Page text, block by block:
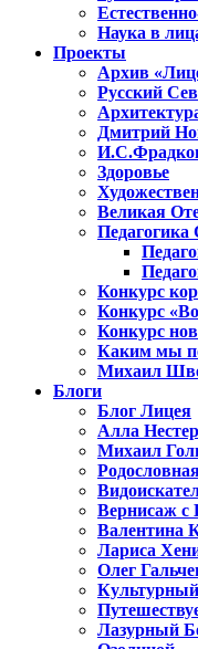
Наука в
Проекты
Архив
Русский
Дмитрий
Здоровье
Великая
Конкурс
Конкурс
Конкурс
Каким мы
Михаил
Блоги
Блог Лицея
Алла
Михаил
Вернисаж с
Валентина
Лариса
Олег
Лазурный